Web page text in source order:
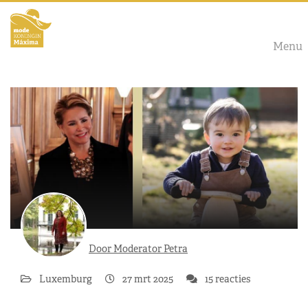
Menu
Door Moderator Petra
Luxemburg 27 mrt 2025 15 reacties